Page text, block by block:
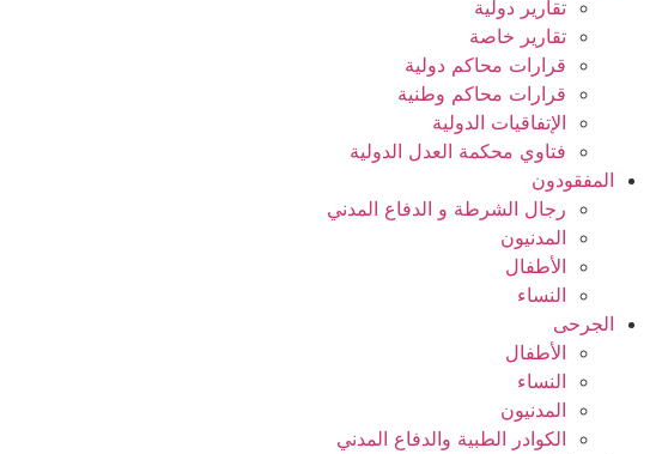
تقارير دولية
تقارير خاصة
قرارات محاكم دولية
قرارات محاكم وطنية
الإتفاقيات الدولية
فتاوي محكمة العدل الدولية
المفقودون
رجال الشرطة و الدفاع المدني
المدنيون
الأطفال
النساء
الجرحى
الأطفال
النساء
المدنيون
الكوادر الطبية والدفاع المدني